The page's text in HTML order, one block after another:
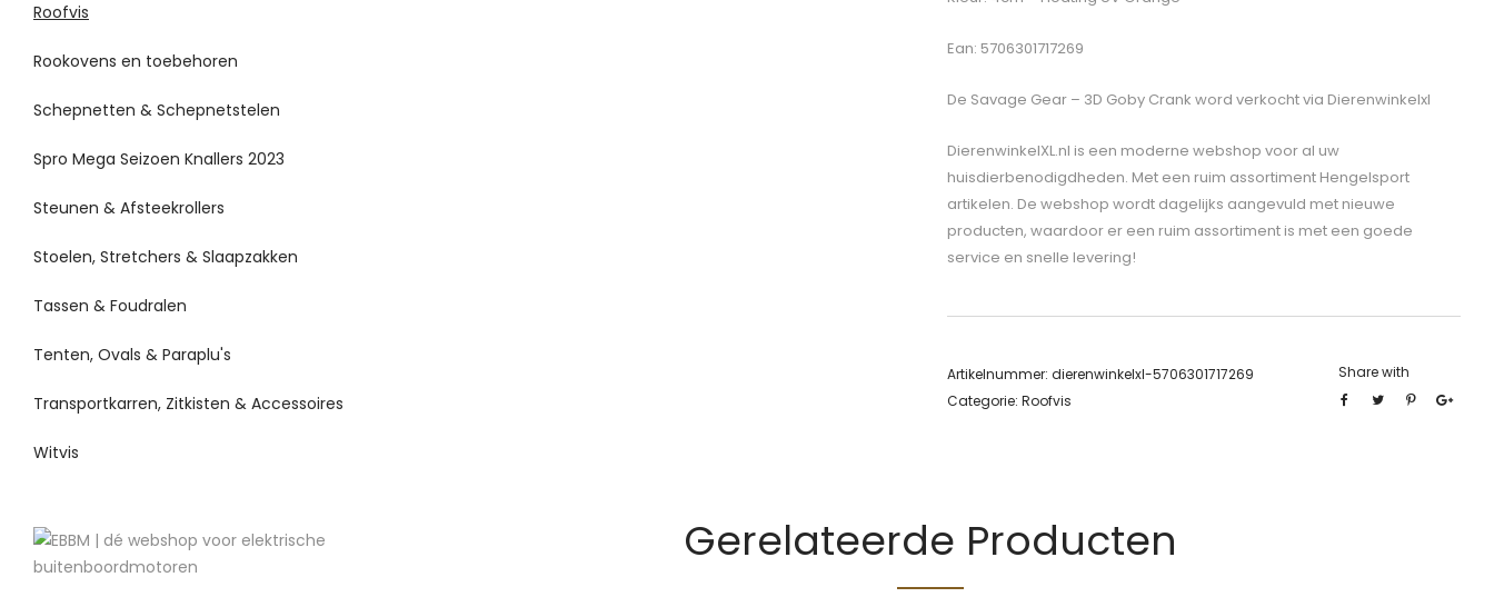
Ean: 5706301717269
De Savage Gear – 3D Goby Crank word verkocht via Dierenwinkelxl
DierenwinkelXL.nl is een moderne webshop voor al uw
huisdierbenodigdheden. Met een ruim assortiment Hengelsport
artikelen. De webshop wordt dagelijks aangevuld met nieuwe
producten, waardoor er een ruim assortiment is met een goede
service en snelle levering!
Artikelnummer: dierenwinkelxl-5706301717269
Categorie: Roofvis
Share with
Gerelateerde Producten
Roofvis
Rookovens en toebehoren
Schepnetten & Schepnetstelen
Spro Mega Seizoen Knallers 2023
Steunen & Afsteekrollers
Stoelen, Stretchers & Slaapzakken
Tassen & Foudralen
Tenten, Ovals & Paraplu's
Transportkarren, Zitkisten & Accessoires
Witvis